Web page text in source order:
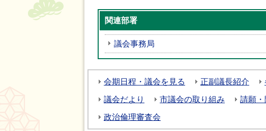
関連部署
議会事務局
会期日程・議会を見る 正副議長紹介
議会だより 市議会の取り組み 請願
政治倫理審査会